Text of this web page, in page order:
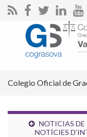
Search
Colegio Oficial de
NOTICIAS DE
NOTÍCIES